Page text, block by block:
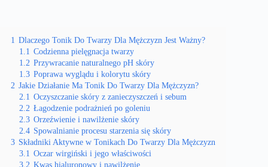
1 Dlaczego Tonik Do Twarzy Dla Mężczyzn Jest Ważny?
1.1 Codzienna pielęgnacja twarzy
1.2 Przywracanie naturalnego pH skóry
1.3 Poprawa wyglądu i kolorytu skóry
2 Jakie Działanie Ma Tonik Do Twarzy Dla Mężczyzn?
2.1 Oczyszczanie skóry z zanieczyszczeń i sebum
2.2 Łagodzenie podrażnień po goleniu
2.3 Orzeźwienie i nawilżenie skóry
2.4 Spowalnianie procesu starzenia się skóry
3 Składniki Aktywne w Tonikach Do Twarzy Dla Mężczyzn
3.1 Oczar wirgiński i jego właściwości
3.2 Kwas hialuronowy i nawilżenie